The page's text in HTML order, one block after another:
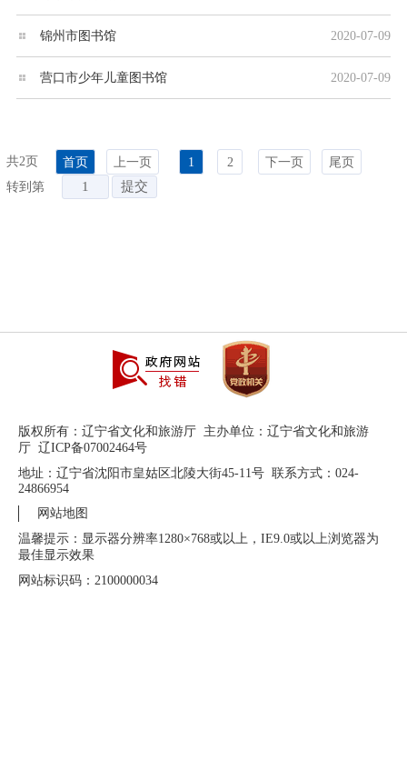
锦州市图书馆 2020-07-09
营口市少年儿童图书馆 2020-07-09
共2页 首页 上一页 1 2 下一页
尾页
转到第
版权所有：辽宁省文化和旅游厅 主办单位：辽宁省文化和旅游
厅 辽ICP备07002464号
地址：辽宁省沈阳市皇姑区北陵大街45-11号 联系方式：024-
24866954
网站地图
温馨提示：显示器分辨率1280×768或以上，IE9.0或以上浏览器为
最佳显示效果
网站标识码：2100000034